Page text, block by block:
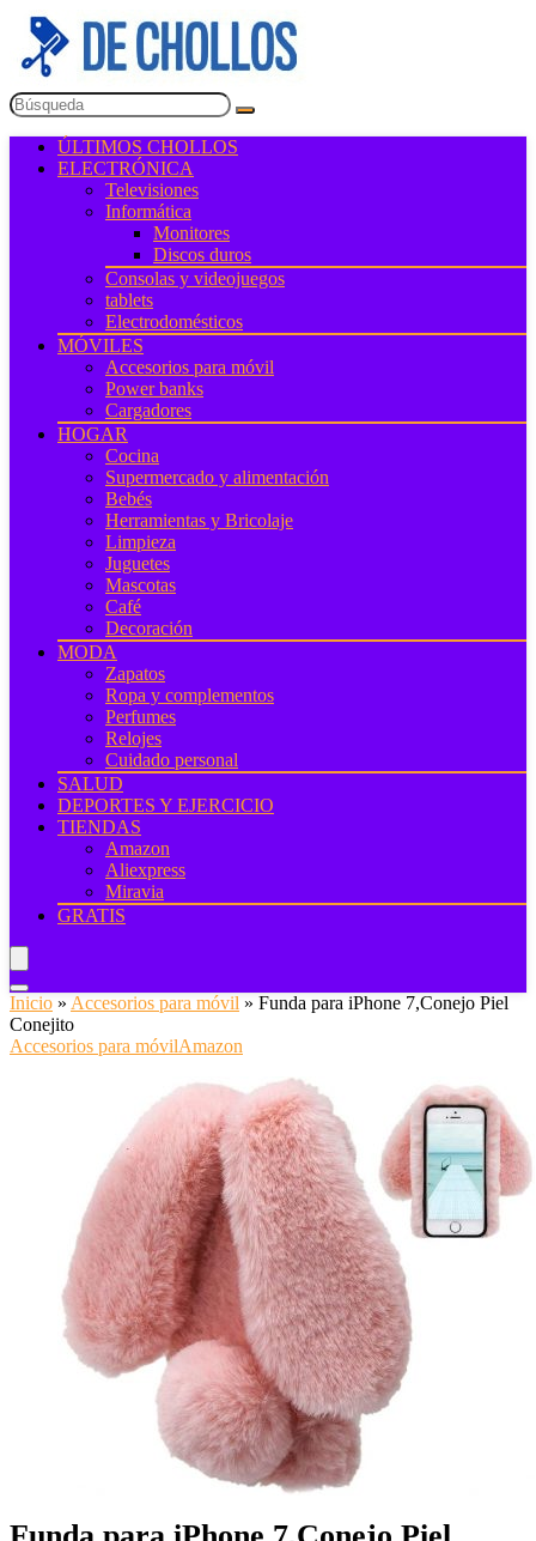
ÚLTIMOS CHOLLOS
ELECTRÓNICA
Televisiones
Informática
Monitores
Discos duros
Consolas y videojuegos
tablets
Electrodomésticos
MÓVILES
Accesorios para móvil
Power banks
Cargadores
HOGAR
Cocina
Supermercado y alimentación
Bebés
Herramientas y Bricolaje
Limpieza
Juguetes
Mascotas
Café
Decoración
MODA
Zapatos
Ropa y complementos
Perfumes
Relojes
Cuidado personal
SALUD
DEPORTES Y EJERCICIO
TIENDAS
Amazon
Aliexpress
Miravia
GRATIS
Inicio » Accesorios para móvil » Funda para iPhone 7,Conejo Piel
Conejito
Accesorios para móvilAmazon